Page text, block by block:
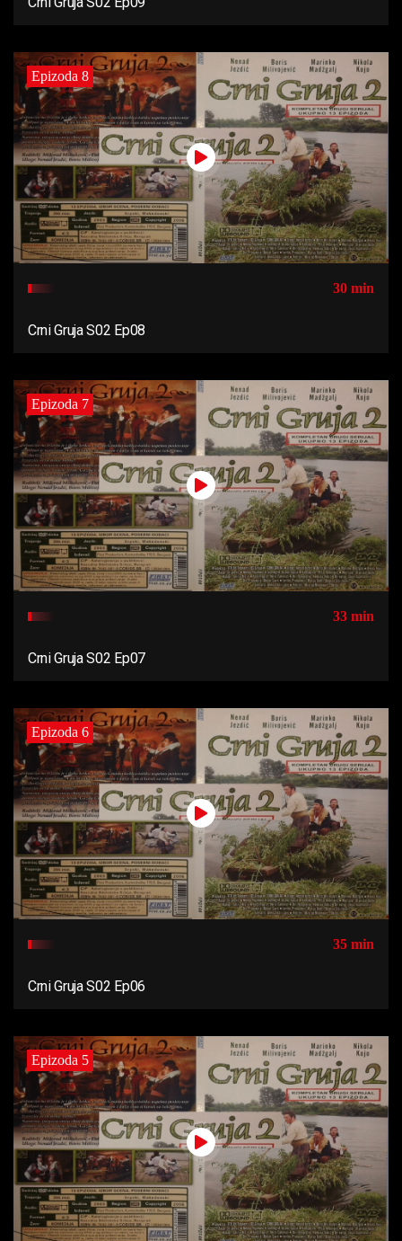
Epizoda 8
30 min
Crni Gruja S02 Ep08
Epizoda 7
33 min
Crni Gruja S02 Ep07
Epizoda 6
35 min
Crni Gruja S02 Ep06
Epizoda 5